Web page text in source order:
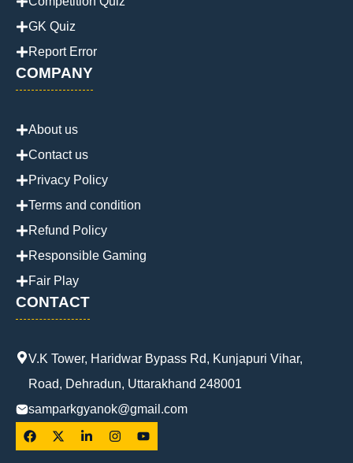
GK Quiz
Report Error
COMPANY
About us
Contact us
Privacy Policy
Terms and condition
Refund Policy
Responsible Gaming
Fair Play
CONTACT
V.K Tower, Haridwar Bypass Rd, Kunjapuri Vihar,
Road, Dehradun, Uttarakhand 248001
samparkgyanok@gmail.com